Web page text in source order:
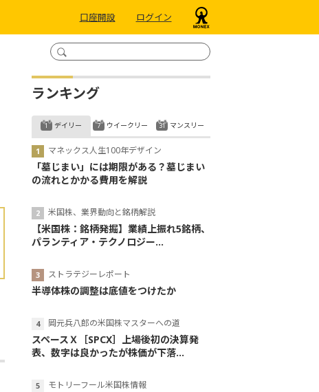
口座開設 ログイン
ランキング
デイリー
マネックス人生100年デザイン
「墓じまい」には期限がある？墓じまい
の流れとかかる費用を解説
米国株、業界動向と銘柄解説
【米国株：銘柄発掘】業績上振れ5銘柄、
パランティア・テクノロジー...
ストラテジーレポート
半導体株の調整は底値をつけたか
岡元兵八郎の米国株マスターへの道
スペースＸ［SPCX］上場後初の決算発
表、数字は良かったが株価が下落...
モトリーフール米国株情報
ウイークリー マンスリー